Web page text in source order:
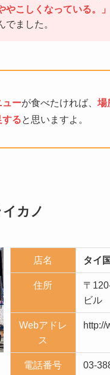
やこしくなっている。」
でました。
ューが食べたければ、 場
すると思いますよ。
カノ
店名 タイ
住所
〒
ビル
Webアドレ
ス
http://
電話番号 03-